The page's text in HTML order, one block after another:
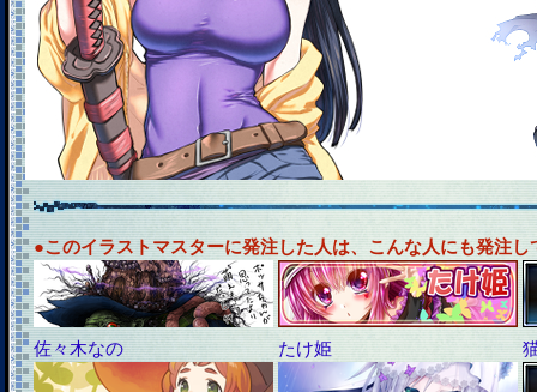
●このイラストマスターに発注した人は、こんな人にも発注し
佐々木なの たけ姫